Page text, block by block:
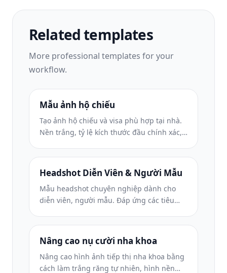
Related templates
More professional templates for your
workflow.
Mẫu ảnh hộ chiếu
Tạo ảnh hộ chiếu và visa phù hợp tại nhà.
Nền trắng, tỷ lệ kích thước đầu chính xác,
600DPI đáp ứng yêu cầu của Bộ Ngoại
giao.
Headshot Diễn Viên & Người Mẫu
Mẫu headshot chuyên nghiệp dành cho
diễn viên, người mẫu. Đáp ứng các tiêu
kích thước 8×10 sẵn sàng để in, chỉnh sửa
tự nhiên và hình nền rõ ràng cho các tác
phẩm gửi của đại lý.
Nâng cao nụ cười nha khoa
Nâng cao hình ảnh tiếp thị nha khoa bằng
cách làm trắng răng tự nhiên, hình nền